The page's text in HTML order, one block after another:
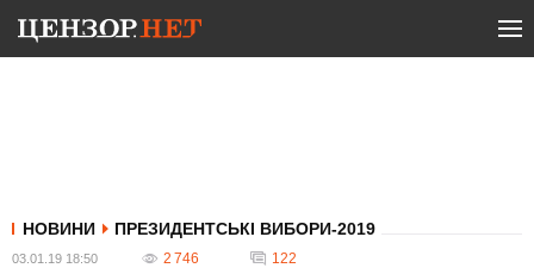
НОВИНИ ПРЕЗИДЕНТСЬКІ ВИБОРИ-2019
03.01.19 18:50 2 746 122